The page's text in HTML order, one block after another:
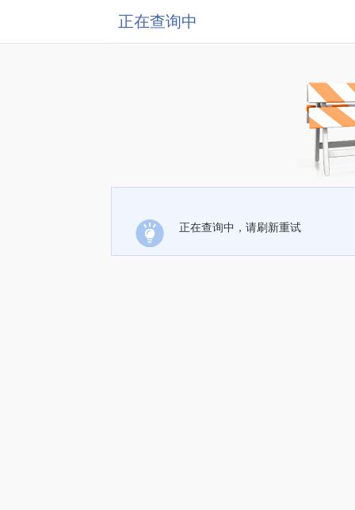
正在查询中
正在查询中，请刷新重试